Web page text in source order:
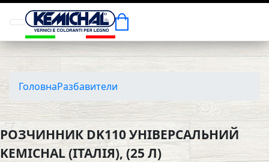
ГоловнаРазбавители
РОЗЧИННИК DK110 УНІВЕРСАЛЬНИЙ
KEMICHAL (ІТАЛІЯ), (25 Л)